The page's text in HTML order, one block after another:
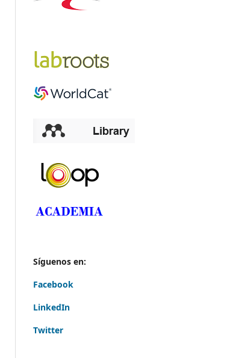
Síguenos en:
Facebook
LinkedIn
Twitter